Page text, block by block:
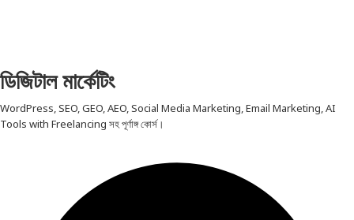
ডিজিটাল মার্কেটিং
WordPress, SEO, GEO, AEO, Social Media Marketing, Email Marketing, AI
Tools with Freelancing সহ পূর্ণাঙ্গ কোর্স।